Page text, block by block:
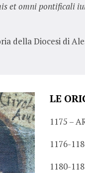
et omni pontificali
della Diocesi di
LE
1175 –
1176-
1180-